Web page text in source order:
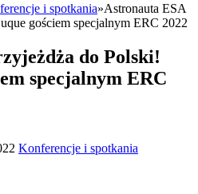
i spotkania»Astronauta ESA
gościem specjalnym ERC 2022
do Polski!
specjalnym ERC
Konferencje i spotkania